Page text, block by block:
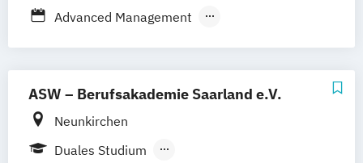
Berufsbegleitendes Präsenzstudium
Advanced Management
Geprüfte/n Handelsfachwirt/in (IHK)
Geprüfte/n Wirtschaftsfachwirt/in (IHK)
ASW – Berufsakademie Saarland e.V.
Neunkirchen
Duales Studium